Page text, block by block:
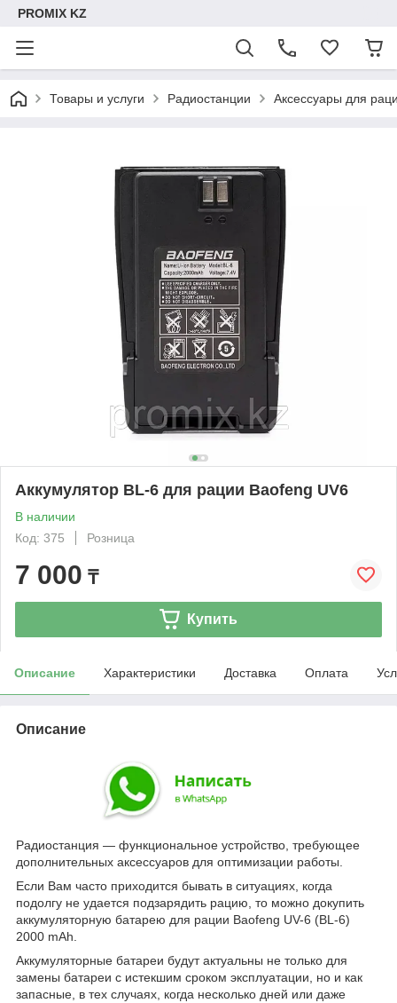
PROMIX KZ
Товары и услуги Радиостанции Аксессуары для
Аккумулятор BL-6 для рации Baofeng UV6
В наличии
Код: 375
Розница
7 000 ₸
Купить
Описание Характеристики Доставка Оплата
Описание
Радиостанция — функциональное устройство, требующее
дополнительных аксессуаров для оптимизации работы.
Если Вам часто приходится бывать в ситуациях, когда
подолгу не удается подзарядить рацию, то можно докупить
аккумуляторную батарею для рации Baofeng UV-6 (BL-6)
2000 mAh.
Аккумуляторные батареи будут актуальны не только для
замены батареи с истекшим сроком эксплуатации, но и как
запасные, в тех случаях, когда несколько дней или даже